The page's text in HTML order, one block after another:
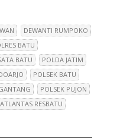
DEWANTI RUMPOKO
BATU
BATU
POLDA JATIM
POLSEK BATU
POLSEK PUJON
RESBATU